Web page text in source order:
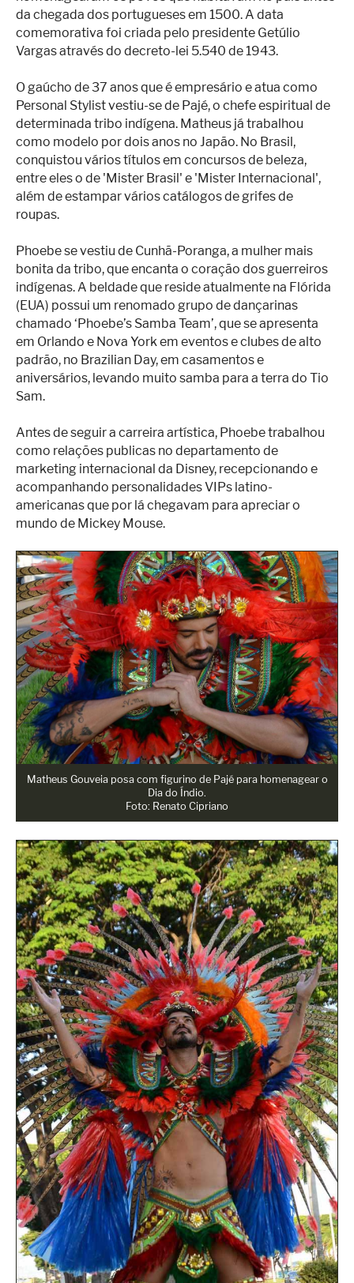
da chegada dos portugueses em 1500. A data
comemorativa foi criada pelo presidente Getúlio
Vargas através do decreto-lei 5.540 de 1943.
O gaúcho de 37 anos que é empresário e atua como
Personal Stylist vestiu-se de Pajé, o chefe espiritual de
determinada tribo indígena. Matheus já trabalhou
como modelo por dois anos no Japão. No Brasil,
conquistou vários títulos em concursos de beleza,
entre eles o de 'Mister Brasil' e 'Mister Internacional',
além de estampar vários catálogos de grifes de
roupas.
Phoebe se vestiu de Cunhã-Poranga, a mulher mais
bonita da tribo, que encanta o coração dos guerreiros
indígenas. A beldade que reside atualmente na Flórida
(EUA) possui um renomado grupo de dançarinas
chamado ‘Phoebe’s Samba Team’, que se apresenta
em Orlando e Nova York em eventos e clubes de alto
padrão, no Brazilian Day, em casamentos e
aniversários, levando muito samba para a terra do Tio
Sam.
Antes de seguir a carreira artística, Phoebe trabalhou
como relações publicas no departamento de
marketing internacional da Disney, recepcionando e
acompanhando personalidades VIPs latino-
americanas que por lá chegavam para apreciar o
mundo de Mickey Mouse.
Matheus Gouveia posa com figurino de Pajé para homenagear o
Dia do Índio.
Foto: Renato Cipriano